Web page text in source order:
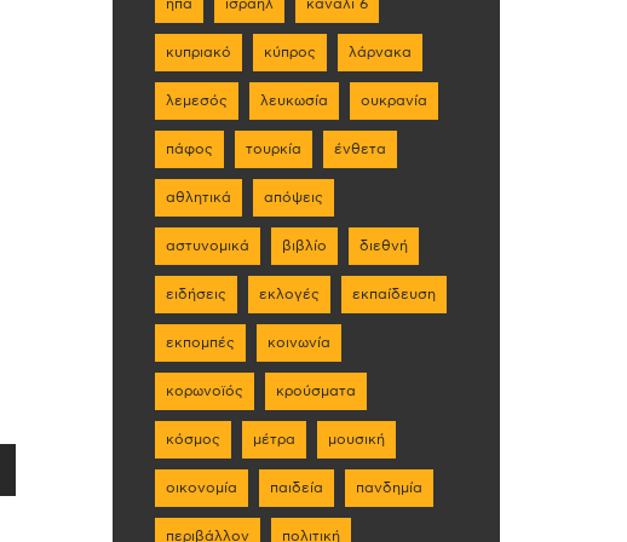
ηπα ισραήλ κανάλι 6
κυπριακό κύπρος λάρνακα
λεμεσός λευκωσία ουκρανία
πάφος τουρκία ένθετα
αθλητικά απόψεις
αστυνομικά βιβλίο διεθνή
ειδήσεις εκλογές εκπαίδευση
εκπομπές κοινωνία
κορωνοϊός κρούσματα
κόσμος μέτρα μουσική
οικονομία παιδεία πανδημία
περιβάλλον πολιτική